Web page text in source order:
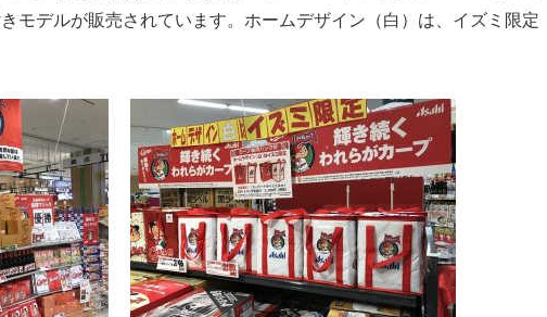
モデルが販売されています。ホームデザイン（白）は、イズミ限定